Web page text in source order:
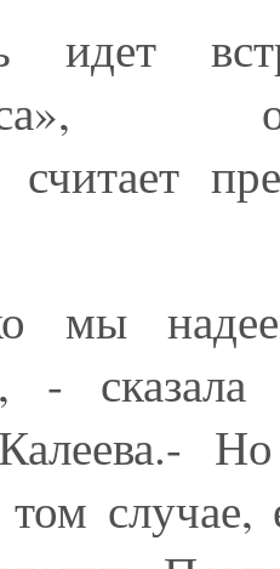
идет
считает
мы
- сказала
случае,